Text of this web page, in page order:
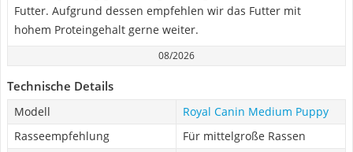
Futter. Aufgrund dessen empfehlen wir das Futter mit
hohem Proteingehalt gerne weiter.
08/2026
Technische Details
Modell
Royal Canin Medium Puppy
Rasseempfehlung
Für mittelgroße Rassen